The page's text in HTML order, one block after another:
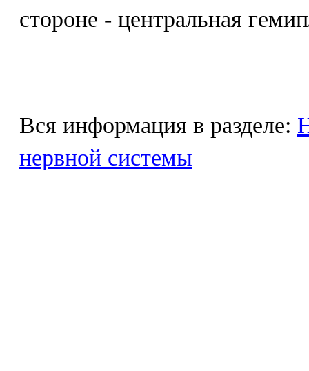
стороне - центральная
Вся информация в разделе:
нервной системы